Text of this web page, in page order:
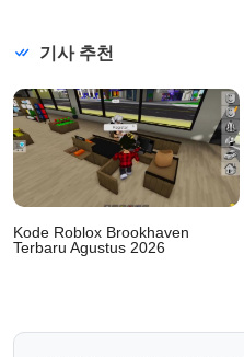
기사 추천
Kode Roblox Brookhaven
Terbaru Agustus 2026